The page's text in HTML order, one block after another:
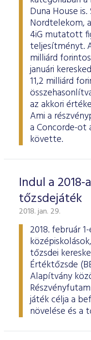
Duna House
Nordtelekom,
4iG mutatott
teljesítményt.
milliárd
januári
11,2 milliárd
az akkori
Ami a
a Concorde-ot
követte.
Indul a
tőzsdejáték
2018. jan. 29.
2018. február
tőzsdei
Értéktőzsde
Alapítvány
játék célja a
növelése és a